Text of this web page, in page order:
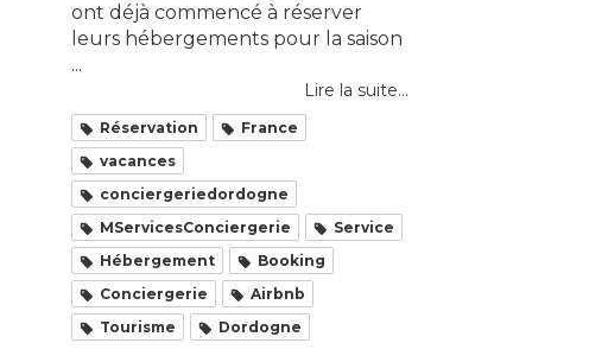
ont déjà commencé à réserver
leurs hébergements pour la saison
...
Lire la suite...
Réservation
France
vacances
conciergeriedordogne
MServicesConciergerie
Service
Hébergement
Booking
Conciergerie
Airbnb
Tourisme
Dordogne